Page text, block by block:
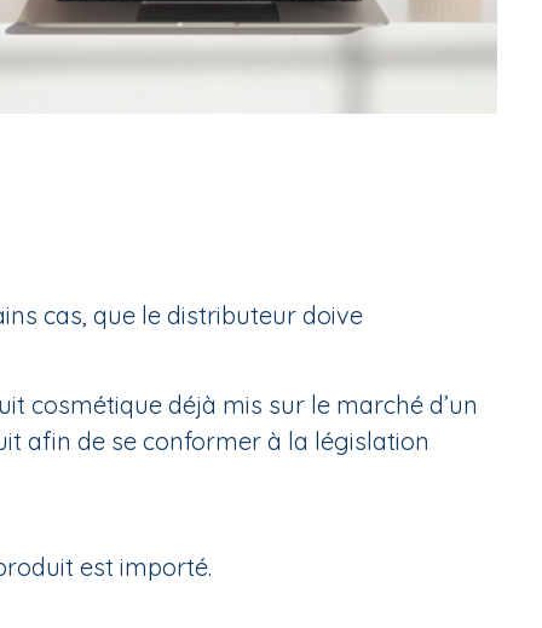
cas, que le distributeur doive
cosmétique déjà mis sur le marché d’un
afin de se conformer à la législation
est importé.